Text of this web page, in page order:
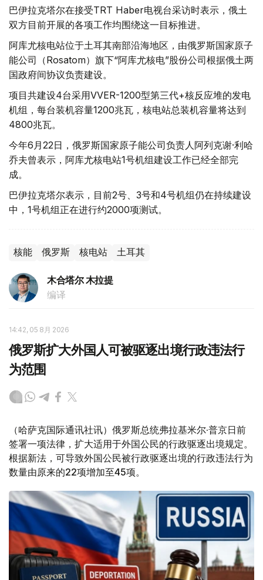
巴伊拉克塔尔在接受TRT Haber电视台采访时表示，俄土
双方目前开展的各项工作均围绕这一目标推进。
阿库尤核电站位于土耳其南部沿海地区，由俄罗斯国家原子
能公司（Rosatom）旗下“阿库尤核电”股份公司根据俄土两
国政府间协议负责建设。
项目共建设4台采用VVER-1200型第三代+核反应堆的发电
机组，每台装机容量1200兆瓦，核电站总装机容量将达到
4800兆瓦。
今年6月22日，俄罗斯国家原子能公司负责人阿列克谢·利哈
乔夫曾表示，阿库尤核电站1号机组建设工作已经全部完
成。
巴伊拉克塔尔表示，目前2号、3号和4号机组仍在持续建设
中，1号机组正在进行约2000项测试。
核能 俄罗斯 核电站 土耳其
木合塔尔 木拉提
编译
14:42, 05 8月 2026
俄罗斯扩大外国人可被驱逐出境行政违法行
为范围
（哈萨克国际通讯社讯）俄罗斯总统弗拉基米尔·普京日前
签署一项法律，扩大适用于外国公民的行政驱逐出境规定。
根据新法，可导致外国公民被行政驱逐出境的行政违法行为
数量由原来的22项增加至45项。